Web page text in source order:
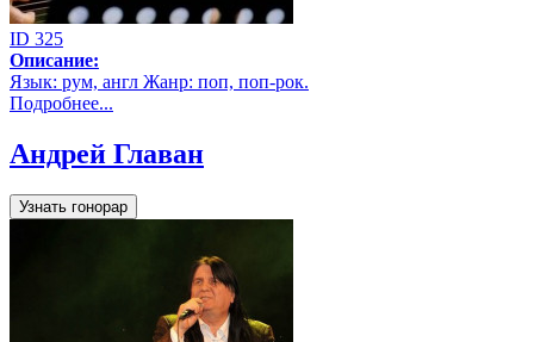
ID 325
Описание:
Язык: рум, англ Жанр: поп, поп-рок.
Подробнее...
Андрей Главан
Узнать гонорар